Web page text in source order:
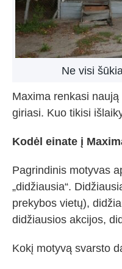
Ne visi
Maxima renkasi
giriasi. Kuo tikisi
Kodėl einate į
Pagrindinis motyvas
„didžiausia“.
prekybos vietų),
didžiausios akcijos,
Kokį motyvą svarsto